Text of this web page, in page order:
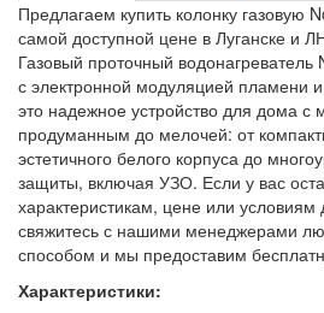
Предлагаем купить колонку газовую
самой доступной цене в Луганске и
Газовый проточный
с электронной модуляцией пламени
это надежное устройство для дома с
продуманным до мелочей: от
эстетичного белого корпуса до
защиты, включая УЗО. Если у вас
характеристикам, цене или условиям
свяжитесь с нашими менеджерами
способом и мы предоставим
Характеристики: